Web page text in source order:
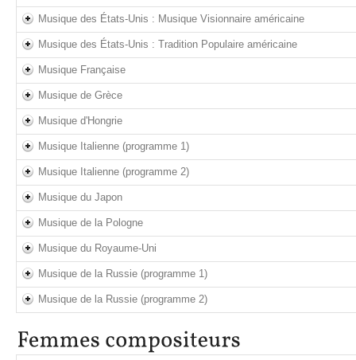
Musique des États-Unis : Musique Visionnaire américaine
Musique des États-Unis : Tradition Populaire américaine
Musique Française
Musique de Grèce
Musique d'Hongrie
Musique Italienne (programme 1)
Musique Italienne (programme 2)
Musique du Japon
Musique de la Pologne
Musique du Royaume-Uni
Musique de la Russie (programme 1)
Musique de la Russie (programme 2)